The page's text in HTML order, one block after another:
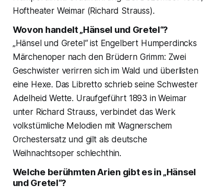
Hoftheater Weimar (Richard Strauss).
Wovon handelt „Hänsel und Gretel“?
„Hänsel und Gretel“ ist Engelbert Humperdincks
Märchenoper nach den Brüdern Grimm: Zwei
Geschwister verirren sich im Wald und überlisten
eine Hexe. Das Libretto schrieb seine Schwester
Adelheid Wette. Uraufgeführt 1893 in Weimar
unter Richard Strauss, verbindet das Werk
volkstümliche Melodien mit Wagnerschem
Orchestersatz und gilt als deutsche
Weihnachtsoper schlechthin.
Welche berühmten Arien gibt es in „Hänsel
und Gretel“?